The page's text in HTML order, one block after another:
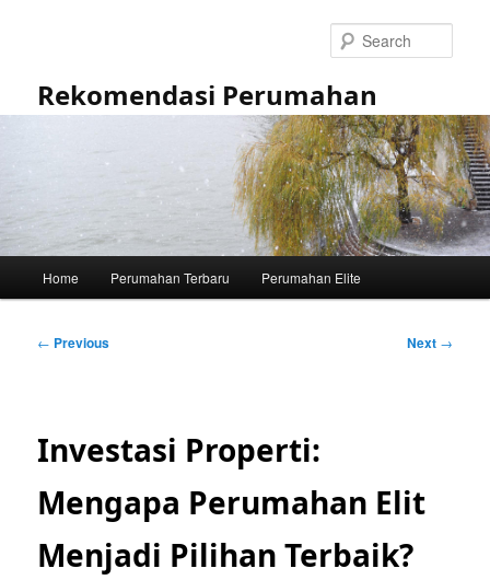
Rekomendasi Perumahan
Home Perumahan Terbaru Perumahan Elite
Post
← Previous Next →
Investasi Properti:
Mengapa Perumahan Elit
Menjadi Pilihan Terbaik?